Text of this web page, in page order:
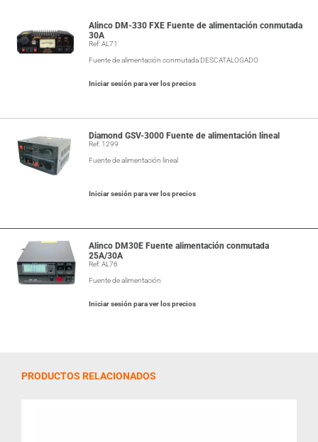
Alinco DM-330 FXE Fuente de alimentación conmutada
30A
Ref: AL71
Fuente de alimentación conmutada DESCATALOGADO
Iniciar sesión para ver los precios
Diamond GSV-3000 Fuente de alimentación lineal
Ref: 1299
Fuente de alimentación lineal
Iniciar sesión para ver los precios
Alinco DM30E Fuente alimentación conmutada
25A/30A
Ref: AL76
Fuente de alimentación
Iniciar sesión para ver los precios
PRODUCTOS RELACIONADOS